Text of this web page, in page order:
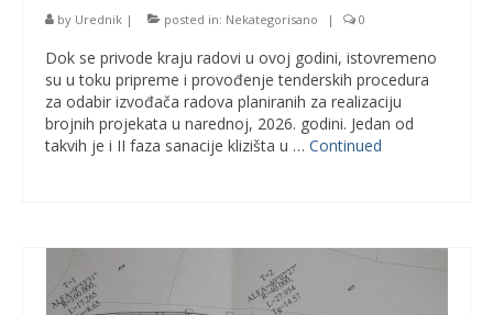
by Urednik | posted in: Nekategorisano | 0
Dok se privode kraju radovi u ovoj godini, istovremeno
su u toku pripreme i provođenje tenderskih procedura
za odabir izvođača radova planiranih za realizaciju
brojnih projekata u narednoj, 2026. godini. Jedan od
takvih je i II faza sanacije klizišta u … Continued